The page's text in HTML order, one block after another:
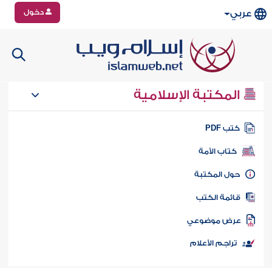
عربي دخول
المكتبة الإسلامية
كتب PDF
كتاب الأمة
المكتبة
الكتب
موضوعي